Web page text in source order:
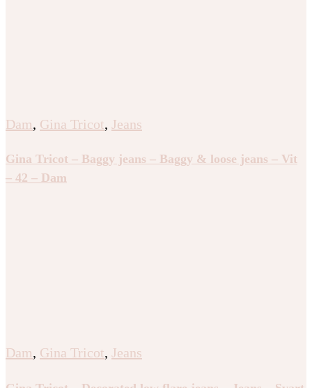
Dam, Gina Tricot, Jeans
Gina Tricot – Baggy jeans – Baggy & loose jeans – Vit
– 42 – Dam
Dam, Gina Tricot, Jeans